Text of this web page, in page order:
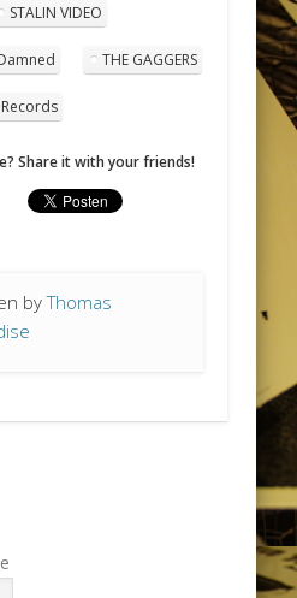
STALIN VIDEO
THE GAGGERS
Share it with your friends!
byThomas